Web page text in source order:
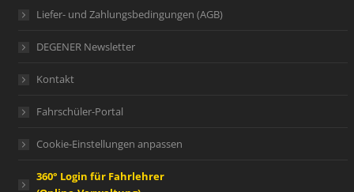
Liefer- und Zahlungsbedingungen (AGB)
DEGENER Newsletter
Kontakt
Fahrschüler-Portal
Cookie-Einstellungen anpassen
360° Login für Fahrlehrer